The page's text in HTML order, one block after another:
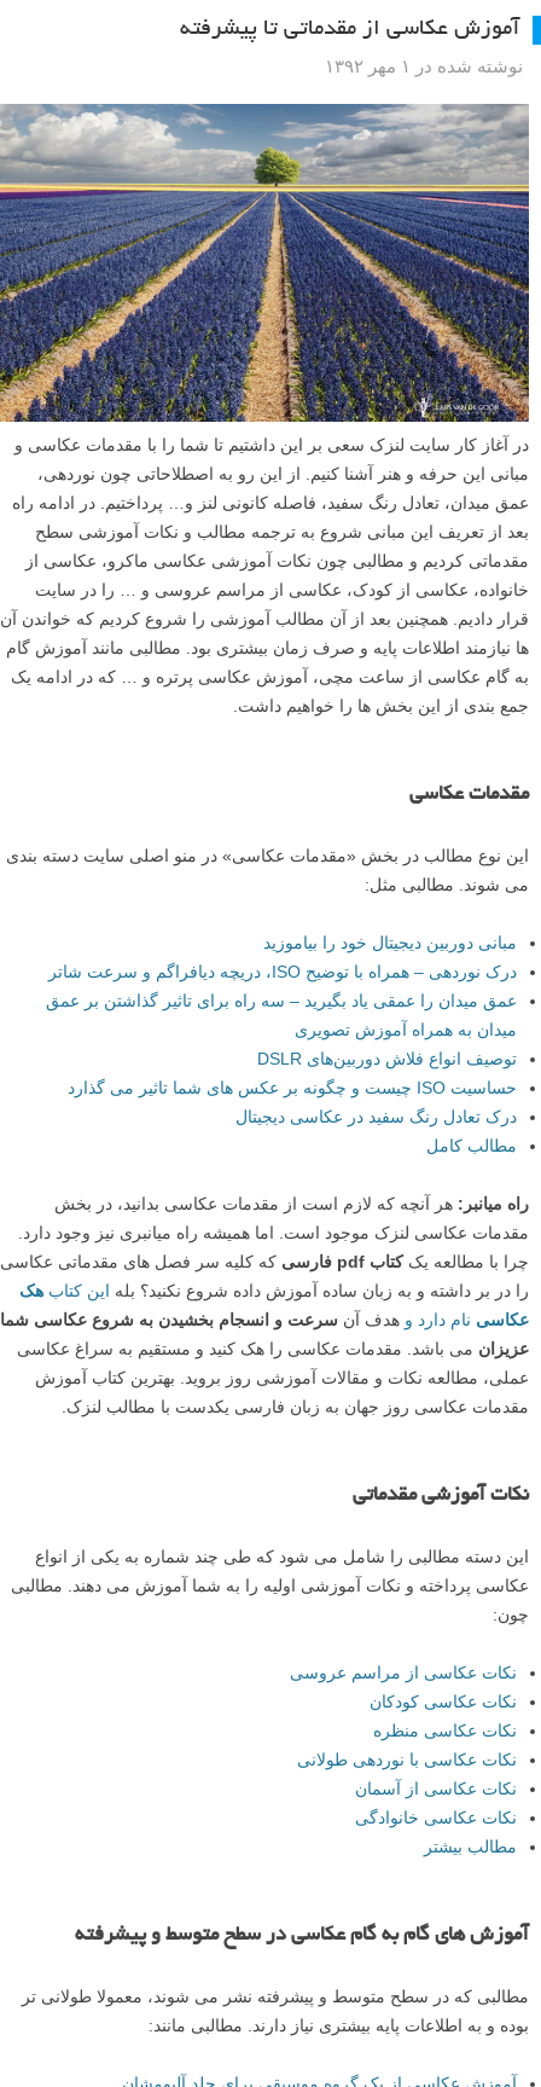
آموزش عکاسی از مقدماتی تا پیشرفته
نوشته شده در ۱ مهر ۱۳۹۲
در آغاز کار سایت لنزک سعی بر این داشتیم تا شما را با مقدمات عکاسی و
مبانی این حرفه و هنر آشنا کنیم. از این رو به اصطلاحاتی چون نوردهی،
عمق میدان، تعادل رنگ سفید، فاصله کانونی لنز و… پرداختیم. در ادامه راه
بعد از تعریف این مبانی شروع به ترجمه مطالب و نکات آموزشی سطح
مقدماتی کردیم و مطالبی چون نکات آموزشی عکاسی ماکرو، عکاسی از
خانواده، عکاسی از کودک، عکاسی از مراسم عروسی و … را در سایت
قرار دادیم. همچنین بعد از آن مطالب آموزشی را شروع کردیم که خواندن آن
ها نیازمند اطلاعات پایه و صرف زمان بیشتری بود. مطالبی مانند آموزش گام
به گام عکاسی از ساعت مچی، آموزش عکاسی پرتره و … که در ادامه یک
جمع بندی از این بخش ها را خواهیم داشت.
مقدمات عکاسی
این نوع مطالب در بخش «مقدمات عکاسی» در منو اصلی سایت دسته بندی
می شوند. مطالبی مثل:
مبانی دوربین دیجیتال خود را بیاموزید
درک نوردهی – همراه با توضیح ISO، دریچه دیافراگم و سرعت شاتر
عمق میدان را عمقی یاد بگیرید – سه راه برای تاثیر گذاشتن بر عمق
میدان به همراه آموزش تصویری
توصیف انواع فلاش‌ دوربین‌های DSLR
حساسیت ISO چیست و چگونه بر عکس های شما تاثیر می گذارد
درک تعادل رنگ سفید در عکاسی دیجیتال
مطالب کامل
راه میانبر: هر آنچه که لازم است از مقدمات عکاسی بدانید، در بخش
مقدمات عکاسی لنزک موجود است. اما همیشه راه میانبری نیز وجود دارد.
چرا با مطالعه یککتاب pdf فارسی
که کلیه سر فصل های مقدماتی عکاسی
را در بر داشته و به زبان ساده آموزش داده شروع نکنید؟ بله این کتاب هک
عکاسی نام دارد و هدف آن سرعت و انسجام بخشیدن به شروع عکاسی شما
عزیزان می باشد. مقدمات عکاسی را هک کنید و مستقیم به سراغ عکاسی
عملی، مطالعه نکات و مقالات آموزشی روز بروید. بهترین کتاب آموزش
مقدمات عکاسی روز جهان به زبان فارسی یکدست با مطالب لنزک.
نکات آموزشی مقدماتی
این دسته مطالبی را شامل می شود که طی چند شماره به یکی از انواع
عکاسی پرداخته و نکات آموزشی اولیه را به شما آموزش می دهند. مطالبی
چون:
نکات عکاسی از مراسم عروسی
نکات عکاسی کودکان
نکات عکاسی منظره
نکات عکاسی با نوردهی طولانی
نکات عکاسی از آسمان
نکات عکاسی خانوادگی
مطالب بیشتر
آموزش های گام به گام عکاسی در سطح متوسط و پیشرفته
مطالبی که در سطح متوسط و پیشرفته نشر می شوند، معمولا طولانی تر
بوده و به اطلاعات پایه بیشتری نیاز دارند. مطالبی مانند: